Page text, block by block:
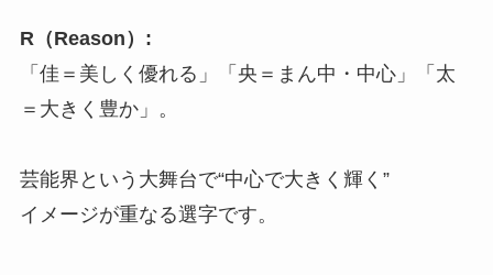
R（Reason）:
「佳＝美しく優れる」「央＝まん中・中心」「太
＝大きく豊か」。
芸能界という大舞台で“中心で大きく輝く”
イメージが重なる選字です。